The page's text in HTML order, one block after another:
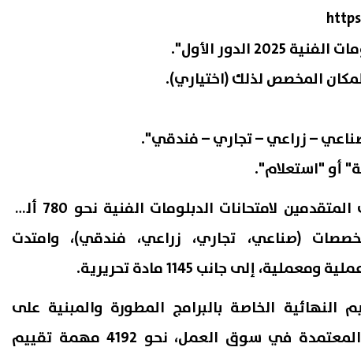
الدور الأول".
المخصص لذلك (اختياري).
– زراعي – تجاري – فندقي".
أو "استعلام".
وهذا العام، بلغ عدد الطلاب المتقدمين لامتحانات الدبلومات الفنية نحو 780 ألف
(صناعي، تجاري، زراعي، فندقي)، وامتدت
الخاصة بالبرامج المطورة والمبنية على
منهجية الجدارات المهنية المعتمدة في سوق العمل، نحو 4192 مهمة تقييم